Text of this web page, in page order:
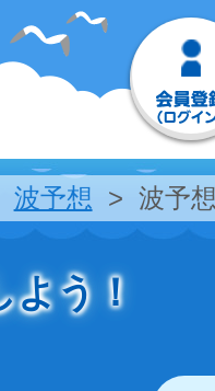
波予想 波予
よう！